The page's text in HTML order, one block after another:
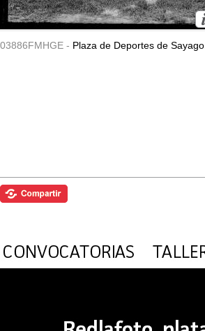
03886FMHGE - Plaza de Deportes de Sayago.